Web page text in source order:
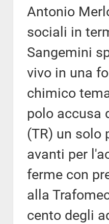
Antonio
sociali in
Sangemini
vivo in una
chimico
polo accusa
(TR) un solo
avanti per
ferme con
alla
cento degli